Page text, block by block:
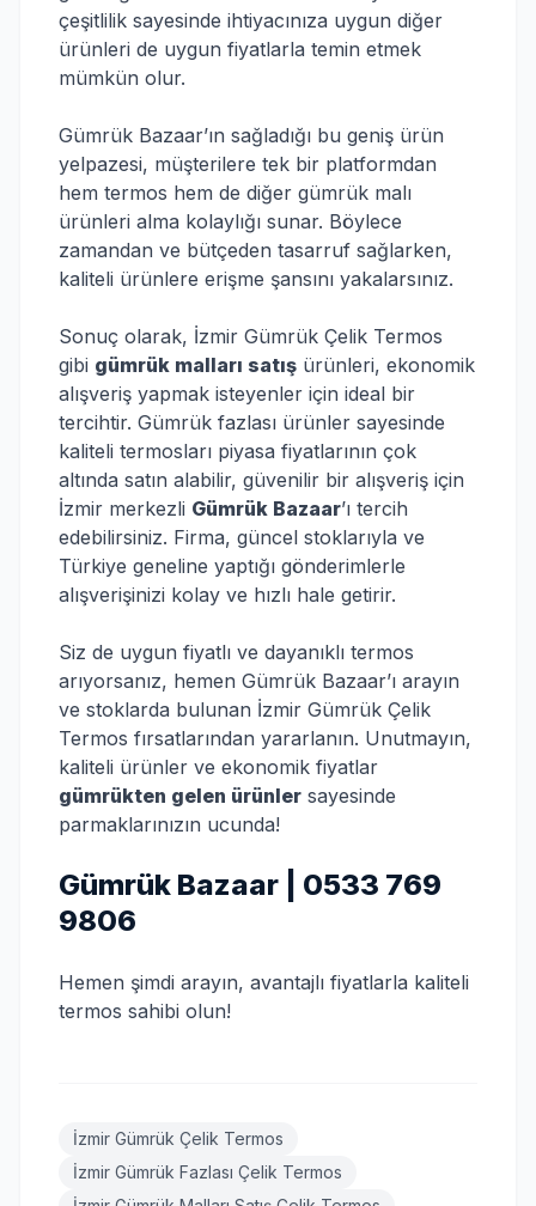
çeşitlilik sayesinde ihtiyacınıza uygun diğer
ürünleri de uygun fiyatlarla temin etmek
mümkün olur.
Gümrük Bazaar’ın sağladığı bu geniş ürün
yelpazesi, müşterilere tek bir platformdan
hem termos hem de diğer gümrük malı
ürünleri alma kolaylığı sunar. Böylece
zamandan ve bütçeden tasarruf sağlarken,
kaliteli ürünlere erişme şansını yakalarsınız.
Sonuç olarak, İzmir Gümrük Çelik Termos
gibi gümrük malları satış ürünleri, ekonomik
alışveriş yapmak isteyenler için ideal bir
tercihtir. Gümrük fazlası ürünler sayesinde
kaliteli termosları piyasa fiyatlarının çok
altında satın alabilir, güvenilir bir alışveriş için
İzmir merkezli Gümrük Bazaar’ı tercih
edebilirsiniz. Firma, güncel stoklarıyla ve
Türkiye geneline yaptığı gönderimlerle
alışverişinizi kolay ve hızlı hale getirir.
Siz de uygun fiyatlı ve dayanıklı termos
arıyorsanız, hemen Gümrük Bazaar’ı arayın
ve stoklarda bulunan İzmir Gümrük Çelik
Termos fırsatlarından yararlanın. Unutmayın,
kaliteli ürünler ve ekonomik fiyatlar
gümrükten gelen ürünler sayesinde
parmaklarınızın ucunda!
Gümrük Bazaar | 0533 769
9806
Hemen şimdi arayın, avantajlı fiyatlarla kaliteli
termos sahibi olun!
İzmir Gümrük Çelik Termos
İzmir Gümrük Fazlası Çelik Termos